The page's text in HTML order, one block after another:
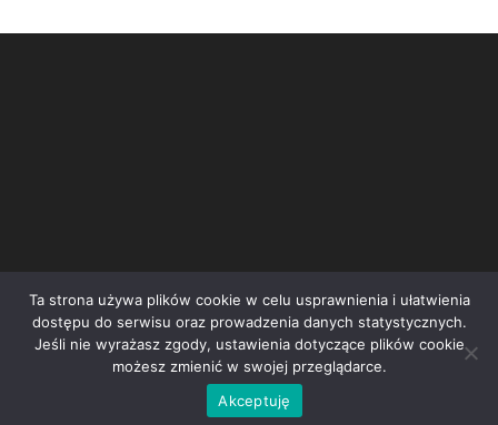
Inicjatywa społeczna STOP Wrocławskiej Spalarni | e-
kontakt@stopspalarni.pl
Ta strona używa plików cookie w celu usprawnienia i ułatwienia
dostępu do serwisu oraz prowadzenia danych statystycznych.
Jeśli nie wyrażasz zgody, ustawienia dotyczące plików cookie
możesz zmienić w swojej przeglądarce.
Akceptuję